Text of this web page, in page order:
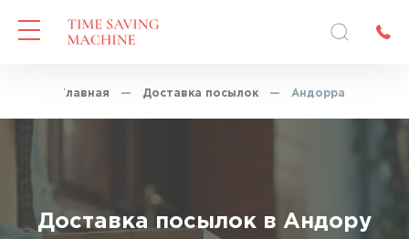
Главная — Доставка посылок — Андорра
Доставка посылок в Андору